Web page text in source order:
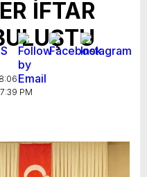
İFTAR
PM